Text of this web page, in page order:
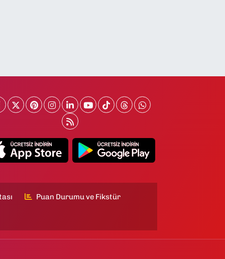
Puan Durumu ve Fikstür